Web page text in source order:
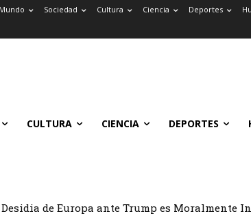
Mundo Sociedad Cultura Ciencia Deportes
CULTURA CIENCIA DEPORTES
de Europa ante Trump es Moralmente